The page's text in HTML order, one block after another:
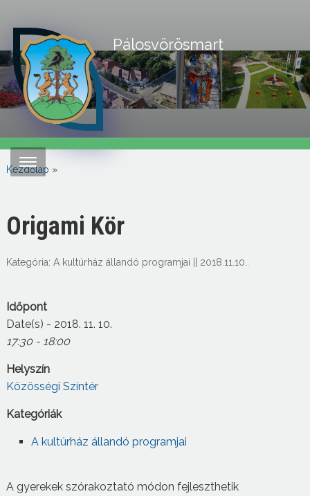
Pálosvörösmart
Kezdőlap »
Origami Kör
Kategória: A kultúrház állandó programjai 2018.11.10.
Időpont
Date(s) - 2018. 11. 10.
17:30 - 18:00
Helyszín
Közösségi Színtér
Kategóriák
A kultúrház állandó programjai
A gyerekek szórakoztató módon fejleszthetik